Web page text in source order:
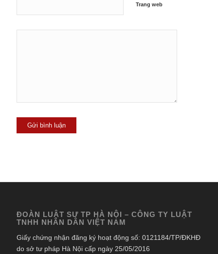
Trang web
ĐOÀN LUẬT SƯ TP HÀ NỘI – CÔNG TY LUẬT
TNHH NHÂN DÂN VIỆT NAM
Giấy chứng nhận đăng ký hoạt động số: 0121184/TP/ĐKHĐ
do sở tư pháp Hà Nội cấp ngày 25/05/2016